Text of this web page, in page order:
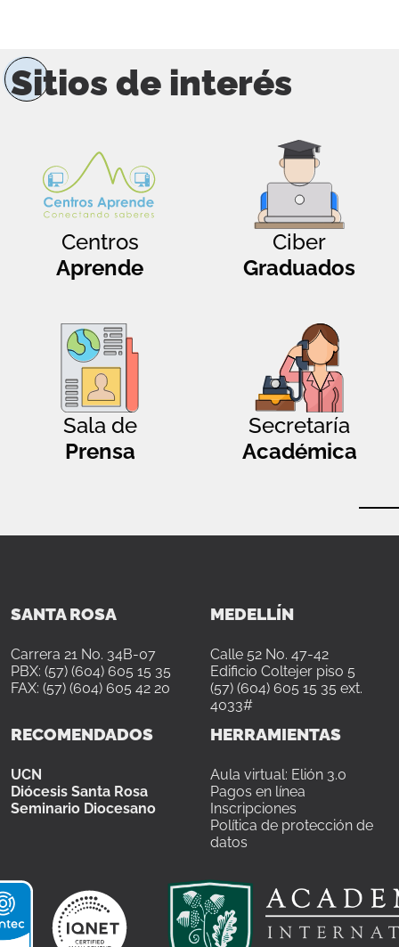
Sitios de interés
Centros
Aprende
Ciber
Graduados
Sala de
Prensa
Secretaría
Académica
SANTA ROSA
Carrera 21 No. 34B-07
PBX: (57) (604) 605 15 35
FAX: (57) (604) 605 42 20
MEDELLÍN
Calle 52 No. 47-42
Edificio Coltejer piso 5
(57) (604) 605 15 35 ext.
4033#
RECOMENDADOS
UCN
Diócesis Santa Rosa
Seminario Diocesano
HERRAMIENTAS
Aula virtual: Elión 3.0
Pagos en línea
Inscripciones
Política de protección de
datos